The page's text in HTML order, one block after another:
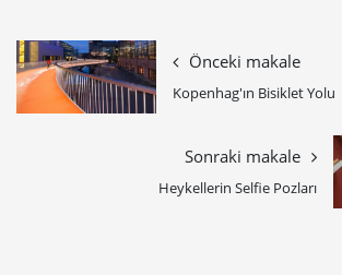
Önceki makale
Kopenhag'ın Bisiklet Yolu
Sonraki makale
Heykellerin Selfie Pozları